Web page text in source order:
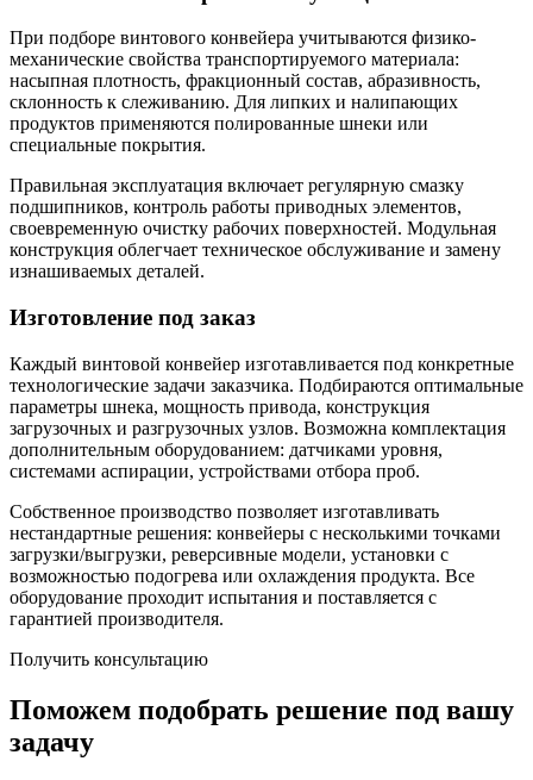
При подборе винтового конвейера учитываются физико-
механические свойства транспортируемого материала:
насыпная плотность, фракционный состав, абразивность,
склонность к слеживанию. Для липких и налипающих
продуктов применяются полированные шнеки или
специальные покрытия.
Правильная эксплуатация включает регулярную смазку
подшипников, контроль работы приводных элементов,
своевременную очистку рабочих поверхностей. Модульная
конструкция облегчает техническое обслуживание и замену
изнашиваемых деталей.
Изготовление под заказ
Каждый винтовой конвейер изготавливается под конкретные
технологические задачи заказчика. Подбираются оптимальные
параметры шнека, мощность привода, конструкция
загрузочных и разгрузочных узлов. Возможна комплектация
дополнительным оборудованием: датчиками уровня,
системами аспирации, устройствами отбора проб.
Собственное производство позволяет изготавливать
нестандартные решения: конвейеры с несколькими точками
загрузки/выгрузки, реверсивные модели, установки с
возможностью подогрева или охлаждения продукта. Все
оборудование проходит испытания и поставляется с
гарантией производителя.
Получить консультацию
Поможем подобрать решение под вашу
задачу